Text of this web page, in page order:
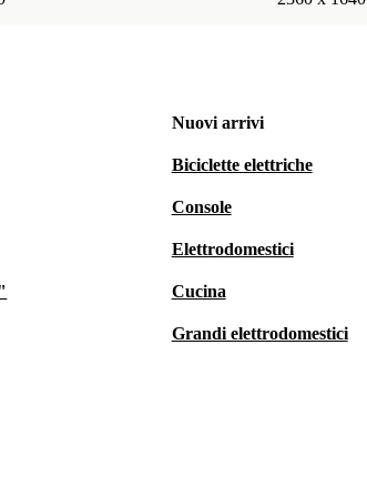
Nuovi arrivi
Biciclette elettriche
Console
Elettrodomestici
Cucina
Grandi elettrodomestici